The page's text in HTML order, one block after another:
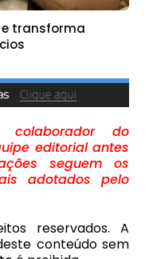
transforma
colaborador do
editorial antes
seguem os
adotados pelo
reservados. A
conteúdo sem